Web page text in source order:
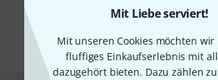
Mit Liebe serviert!
Mit unseren Cookies möchten wir
fluffiges Einkaufserlebnis mit
dazugehört bieten. Dazu zählen
Abmeldung ist jederzeit möglich. Weitere
* Pflichtfeld